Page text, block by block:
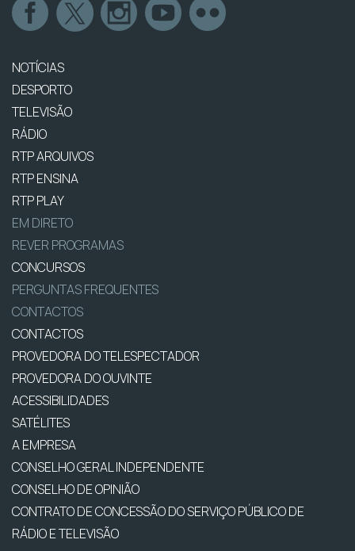
NOTÍCIAS
DESPORTO
TELEVISÃO
RÁDIO
RTP ARQUIVOS
RTP ENSINA
RTP PLAY
EM DIRETO
REVER PROGRAMAS
CONCURSOS
PERGUNTAS FREQUENTES
CONTACTOS
CONTACTOS
PROVEDORA DO TELESPECTADOR
PROVEDORA DO OUVINTE
ACESSIBILIDADES
SATÉLITES
A EMPRESA
CONSELHO GERAL INDEPENDENTE
CONSELHO DE OPINIÃO
CONTRATO DE CONCESSÃO DO SERVIÇO PÚBLICO DE
RÁDIO E TELEVISÃO